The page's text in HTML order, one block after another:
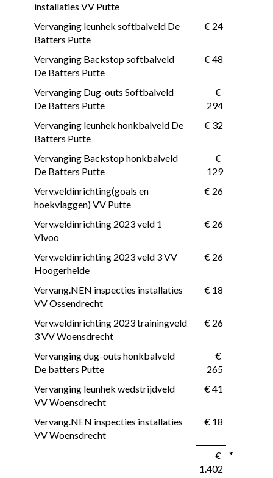
installaties VV Putte
Vervanging leunhek softbalveld De
Batters Putte
€ 24
Vervanging Backstop softbalveld
De Batters Putte
€ 48
Vervanging Dug-outs Softbalveld
De Batters Putte
294
Vervanging leunhek honkbalveld De
Batters Putte
€ 32
Vervanging Backstop honkbalveld
De Batters Putte
129
Verv.veldinrichting(goals en
hoekvlaggen) VV Putte
€ 26
Verv.veldinrichting 2023 veld 1
Vivoo
€ 26
Verv.veldinrichting 2023 veld 3 VV
Hoogerheide
€ 26
Vervang.NEN inspecties installaties
VV Ossendrecht
€ 18
Verv.veldinrichting 2023 trainingveld
3 VV Woensdrecht
€ 26
Vervanging dug-outs honkbalveld
De batters Putte
265
Vervanging leunhek wedstrijdveld
VV Woensdrecht
€ 41
Vervang.NEN inspecties installaties
VV Woensdrecht
€ 18
1.402
*